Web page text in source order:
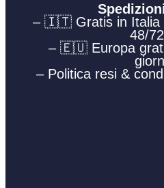
– 🇮🇹 Gratis in Italia
48/
– 🇪🇺 Europa
– Politica resi &